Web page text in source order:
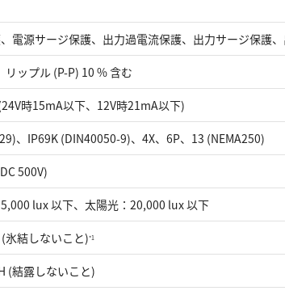
電源サージ保護、出力過電流保護、出力サージ保護
リップル (P-P) 10 % 含む
時15mA以下、12V時21mA以下)
、IP69K (DIN40050-9)、4X、6P、13 (NEMA250)
500V)
lux 以下、太陽光：20,000 lux 以下
結しないこと)*1
(結露しないこと)